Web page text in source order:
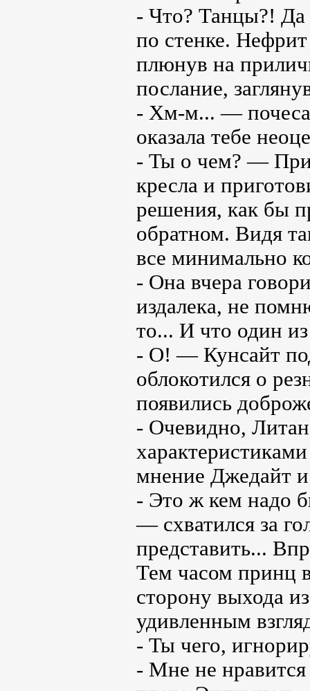
- Что? Танцы?!
по стенке.
плюнув на
послание,
- Хм-м... —
оказала тебе
- Ты о чем? —
кресла и
решения, как бы
обратном. Видя
все минимально
- Она вчера
издалека, не
то... И что один
- О! — Кунсайт
облокотился о
появились
- Очевидно,
мнение Джедайт и
- Это ж кем надо
— схватился за
представить...
Тем часом принц
сторону выхода
удивленным
- Ты чего,
- Мне не